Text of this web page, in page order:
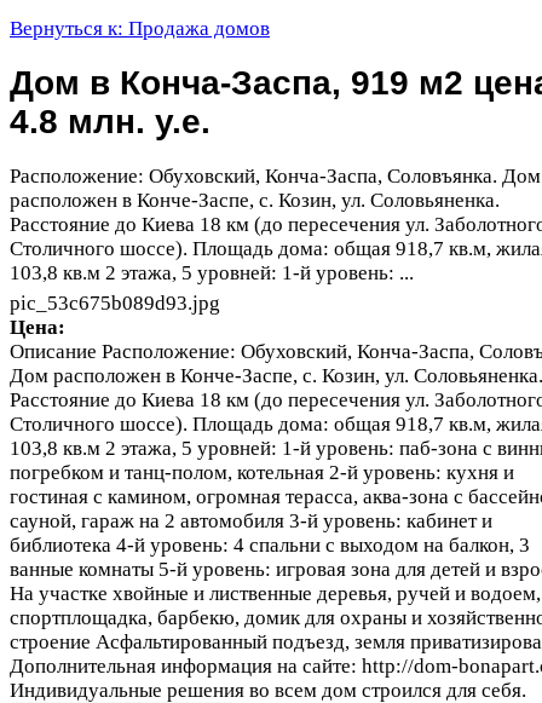
Вернуться к: Продажа домов
Дом в Конча-Заспа, 919 м2
4.8 млн. у.е.
Расположение: Обуховский, Конча-Заспа, Соловъянка. Дом
расположен в Конче-Заспе, с. Козин, ул. Соловьяненка.
Расстояние до Киева 18 км (до пересечения ул.
Столичного шоссе). Площадь дома: общая 918,7 кв.м,
103,8 кв.м 2 этажа, 5 уровней: 1-й уровень: ...
pic_53c675b089d93.jpg
Цена:
Описание Расположение: Обуховский, Конча-Заспа,
Дом расположен в Конче-Заспе, с. Козин, ул. Соловьяненка.
Расстояние до Киева 18 км (до пересечения ул.
Столичного шоссе). Площадь дома: общая 918,7 кв.м,
103,8 кв.м 2 этажа, 5 уровней: 1-й уровень: паб-зона с
погребком и танц-полом, котельная 2-й уровень: кухня и
гостиная с камином, огромная терасса, аква-зона с
сауной, гараж на 2 автомобиля 3-й уровень: кабинет и
библиотека 4-й уровень: 4 спальни с выходом на балкон, 3
ванные комнаты 5-й уровень: игровая зона для детей и
На участке хвойные и лиственные деревья, ручей и водоем,
спортплощадка, барбекю, домик для охраны и
строение Асфальтированный подъезд, земля
Дополнительная информация на сайте: http://dom-
Индивидуальные решения во всем дом строился для себя.